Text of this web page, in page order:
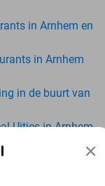
in Arnhem en
in Arnhem
in de buurt van
Uitjes in Arnhem
Deal in de buurt